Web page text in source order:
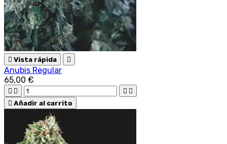
 Vista rápida 
Anubis Regular
65,00 €
   
 Añadir al carrito